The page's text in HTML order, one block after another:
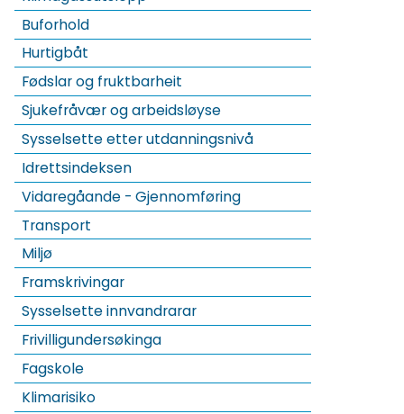
Buforhold
Hurtigbåt
Fødslar og fruktbarheit
Sjukefråvær og arbeidsløyse
Sysselsette etter utdanningsnivå
Idrettsindeksen
Vidaregåande - Gjennomføring
Transport
Miljø
Framskrivingar
Sysselsette innvandrarar
Frivilligundersøkinga
Fagskole
Klimarisiko